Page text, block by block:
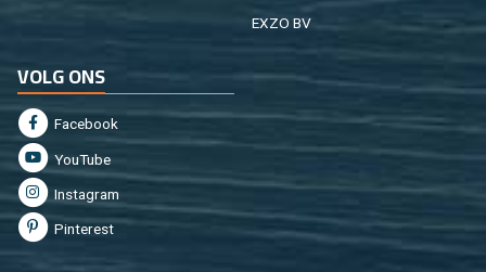
EXZO BV
VOLG ONS
Fa­cebook
You­Tu­be
In­st­agram
Pin­te­rest